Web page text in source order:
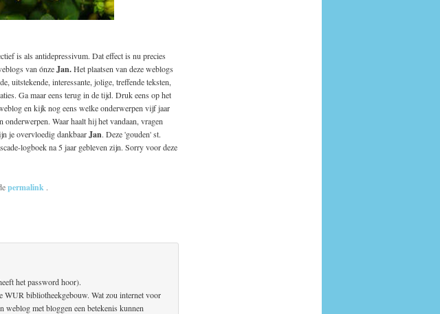
is als antidepressivum. Dat effect is nu precies
van ónzeJan.Het plaatsen van deze weblogs
uitstekende, interessante, jolige, treffende teksten,
Ga maar eens terug in de tijd. Druk eens op het
en kijk nog eens welke onderwerpen vijf jaar
onderwerpen. Waar haalt hij het vandaan, vragen
je overvloedig dankbaarJan. Deze 'gouden' st.
logboek na 5 jaar gebleven zijn. Sorry voor deze
permalink .
het password hoor).
WUR bibliotheekgebouw. Wat zou internet voor
weblog met bloggen een betekenis kunnen